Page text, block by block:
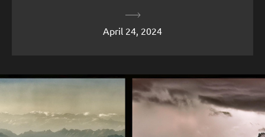
April 24, 2024